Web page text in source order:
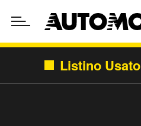
Listino Usato